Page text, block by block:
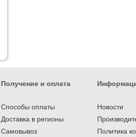
Получение и оплата
Способы оплаты
Доставка в регионы
Самовывоз
Новости
Политика